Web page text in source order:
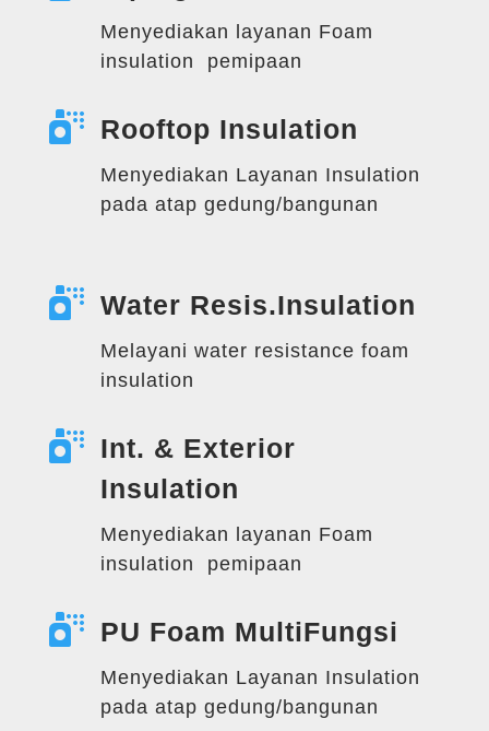
Menyediakan layanan Foam
insulation pemipaan
 Rooftop Insulation
Menyediakan Layanan Insulation
pada atap gedung/bangunan
 Water Resis.Insulation
Melayani water resistance foam
insulation
 Int. & Exterior
Insulation
Menyediakan layanan Foam
insulation pemipaan
 PU Foam MultiFungsi
Menyediakan Layanan Insulation
pada atap gedung/bangunan